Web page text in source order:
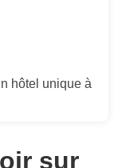
hôtel unique à
sur